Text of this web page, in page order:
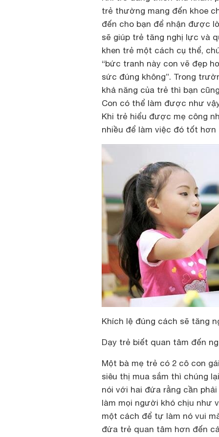
trẻ thường mang đến khoe
đến cho bạn để nhận được
sẽ giúp trẻ tăng nghị lực và
khen trẻ một cách cụ thể,
“bức tranh này con vẽ đẹp
sức đúng không”. Trong
khả năng của trẻ thì bạn
Con có thể làm được như
Khi trẻ hiểu được mẹ công
nhiều để làm việc đó tốt hơn
Khích lệ đúng cách sẽ tăng
Dạy trẻ biết quan tâm đến
Một bà mẹ trẻ có 2 cô con
siêu thị mua sắm thì chúng
nói với hai đứa rằng cần
làm mọi người khó chịu như
một cách để tự làm nó vui
đứa trẻ quan tâm hơn đến